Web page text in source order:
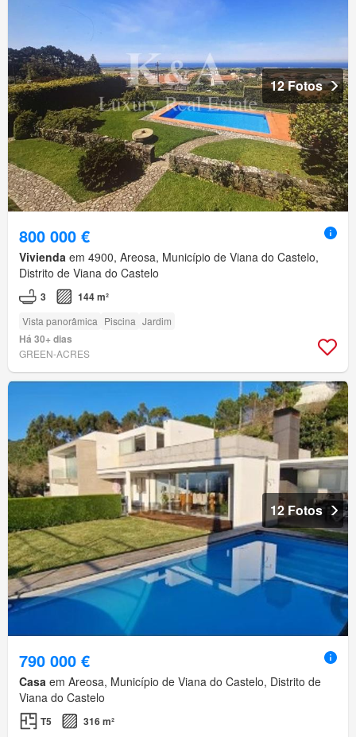
12 Fotos
800 000 €
Vivienda em 4900, Areosa, Município de Viana do Castelo,
Distrito de Viana do Castelo
3 144 m²
Vista panorâmica Piscina Jardim
Há 30+ dias
GREEN-ACRES
12 Fotos
790 000 €
Casa em Areosa, Município de Viana do Castelo, Distrito de
Viana do Castelo
T5 316 m²